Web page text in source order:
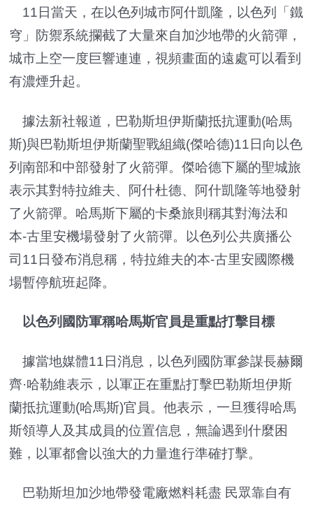
11日當天，在以色列城市阿什凱隆，以色列「鐵
穹」防禦系統攔截了大量來自加沙地帶的火箭彈，
城市上空一度巨響連連，視頻畫面的遠處可以看到
有濃煙升起。
據法新社報道，巴勒斯坦伊斯蘭抵抗運動(哈馬
斯)與巴勒斯坦伊斯蘭聖戰組織(傑哈德)11日向以色
列南部和中部發射了火箭彈。傑哈德下屬的聖城旅
表示其對特拉維夫、阿什杜德、阿什凱隆等地發射
了火箭彈。哈馬斯下屬的卡桑旅則稱其對海法和
本-古里安機場發射了火箭彈。以色列公共廣播公
司11日發布消息稱，特拉維夫的本-古里安國際機
場暫停航班起降。
以色列國防軍稱哈馬斯官員是重點打擊目標
據當地媒體11日消息，以色列國防軍參謀長赫爾
齊·哈勒維表示，以軍正在重點打擊巴勒斯坦伊斯
蘭抵抗運動(哈馬斯)官員。他表示，一旦獲得哈馬
斯領導人及其成員的位置信息，無論遇到什麼困
難，以軍都會以強大的力量進行準確打擊。
巴勒斯坦加沙地帶發電廠燃料耗盡 民眾靠自有